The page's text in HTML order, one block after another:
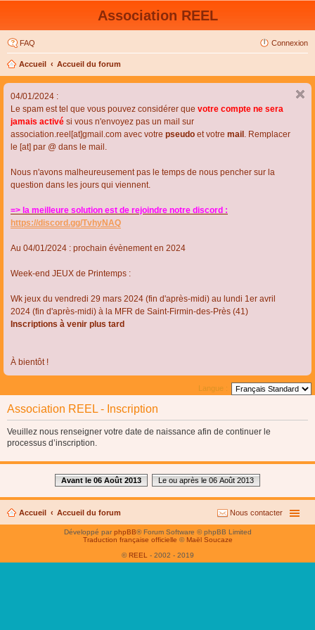
Association REEL
FAQ Connexion
Accueil Accueil du forum
04/01/2024 :
Le spam est tel que vous pouvez considérer que votre compte ne sera
jamais activé si vous n'envoyez pas un mail sur
association.reel[at]gmail.com avec votre pseudo et votre mail . Remplacer
le [at] par @ dans le mail.
Nous n'avons malheureusement pas le temps de nous pencher sur la
question dans les jours qui viennent.
=> la meilleure solution est de rejoindre notre discord :
https://discord.gg/TvhyNAQ
Au 04/01/2024 : prochain évènement en 2024
Week-end JEUX de Printemps :
Wk jeux du vendredi 29 mars 2024 (fin d'après-midi) au lundi 1er avril
2024 (fin d'après-midi) à la MFR de Saint-Firmin-des-Près (41)
Inscriptions à venir plus tard
À bientôt !
Langue :
Association REEL - Inscription
Veuillez nous renseigner votre date de naissance afin de continuer le
processus d’inscription.
Avant le 06 Août 2013 Le ou après le 06 Août 2013
Accueil Accueil du forum Nous contacter
Développé parphpBB® Forum Software © phpBB Limited
Traduction française officielle © Maël Soucaze
© REEL - 2002 - 2019